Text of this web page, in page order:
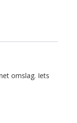
omslag. Iets